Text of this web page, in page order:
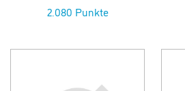
2.080 Punkte